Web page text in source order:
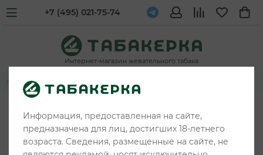
Интернет-магазин жевательного табака
+7 (495) 021-75-74
Главная Жевательные табаки и снюс
Информация, предоставленная на сайте,
предназначена для лиц, достигших 18-летнего
возраста. Сведения, размещенные на сайте, не